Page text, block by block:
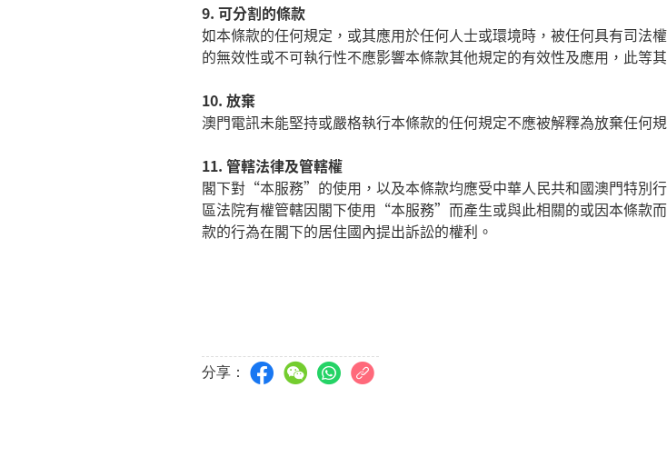
9. 可分割的條款
如本條款的任何規定，或其應用於任何人士或環境時，被任何具有司法
的無效性或不可執行性不應影響本條款其他規定的有效性及應用，此等
10. 放棄
澳門電訊未能堅持或嚴格執行本條款的任何規定不應被解釋為放棄任何
11. 管轄法律及管轄權
閣下對 “本服務” 的使用，以及本條款均應受中華人民共和國澳門特別
區法院有權管轄因閣下使用 “本服務” 而產生或與此相關的或因本條款
款的行為在閣下的居住國內提出訴訟的權利。
分享：